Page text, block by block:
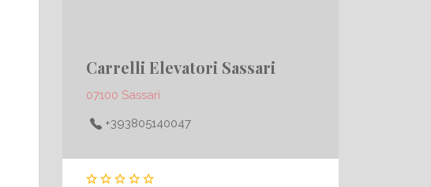
Carrelli Elevatori Sassari
07100 Sassari
+393805140047